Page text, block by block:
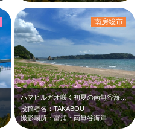
ハマヒルガオ咲く初夏の南無谷海岸がとてお気に入りです。背景は間近に海が入って遠…
投稿者名：TAKABOU
撮影場所：富浦・南無谷海岸
南房総市